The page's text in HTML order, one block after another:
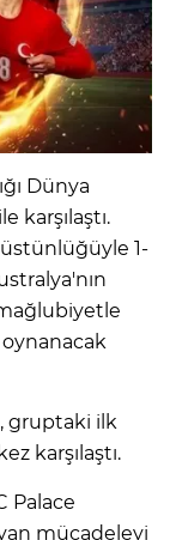
Dünya
karşılaştı.
üstünlüğüyle 1-
oynanacak
gruptaki ilk
karşılaştı.
Palace
mücadeleyi